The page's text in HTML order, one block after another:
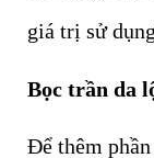
giá trị sử
Bọc trần da
Để thêm